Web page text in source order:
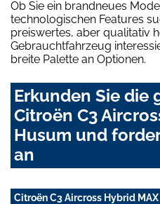
Ob Sie ein brandneues
technologischen Features
preiswertes, aber qualitativ
Gebrauchtfahrzeug
breite Palette an Optionen.
Erkunden Sie die
Citroën C3
Husum und
an
Citroën C3 Aircross Hybrid